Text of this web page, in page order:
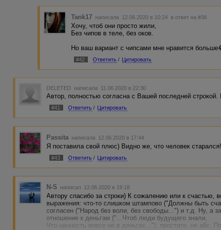
Tank17 написала 12.06.2020 в 10:24 в ответ на #38
Хочу, чтоб они просто жили,
Без чипов в теле, без оков.
Но ваш вариант с чипсами мне нравится
#42 Ответить / Цитировать
DELETED написала 11.06.2020 в 22:30
Автор, полностью согласна с Вашей последней строкой.
#41 Ответить / Цитировать
Passita написала 12.06.2020 в 17:44
Я поставила свой плюс) Видно же, что человек
#43 Ответить / Цитировать
N-S написал 12.06.2020 в 19:18
Автору спасибо за строки) К сожалению или к счастью,
выражения: что-то слишком штампово ("Должны быть
согласен ("Народ без воли, без свободы...") и т.д. Ну, а
отношение к деньгам ("...Чтоб люди будущего знали,
Что ценность вовсе не в деньгах..."), простите, не айс.